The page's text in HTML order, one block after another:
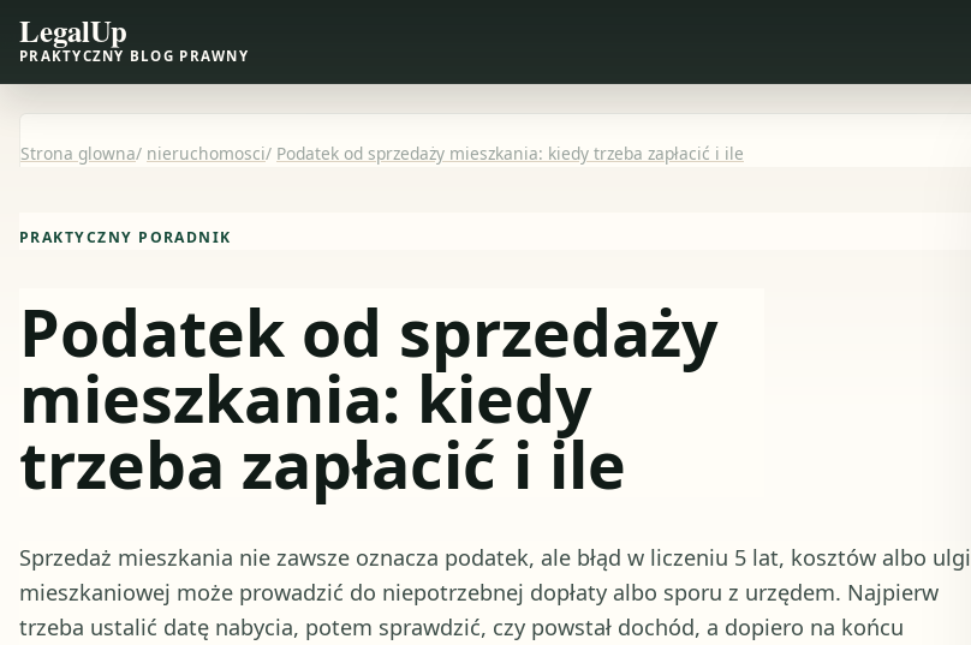
LegalUp
PRAKTYCZNY BLOG PRAWNY
Strona glowna/ nieruchomosci/ Podatek od sprzedaży mieszkania: kiedy trzeba zapłacić i ile
PRAKTYCZNY PORADNIK
Podatek od sprzedaży
mieszkania: kiedy
trzeba zapłacić i ile
Sprzedaż mieszkania nie zawsze oznacza podatek, ale błąd w liczeniu 5 lat, kosztów albo ulgi
mieszkaniowej może prowadzić do niepotrzebnej dopłaty albo sporu z urzędem. Najpierw
trzeba ustalić datę nabycia, potem sprawdzić, czy powstał dochód, a dopiero na końcu